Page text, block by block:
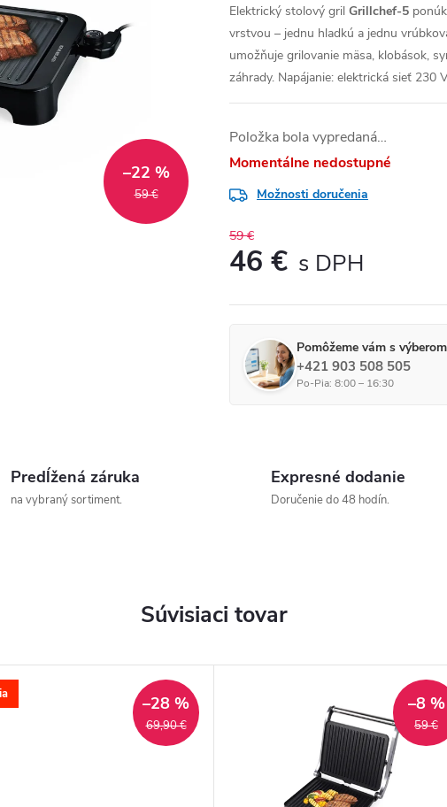
59 €
–22 %
Elektrický stolový gril Grillchef-5
vrstvou – jednu hladkú a jednu
umožňuje grilovanie mäsa, klobások,
záhrady. Napájanie: elektrická sieť 230
Položka bola vypredaná…
Momentálne nedostupné
Možnosti doručenia
59 €
46 €
Pomôžeme vám s
+421 903 508 505
Po-Pia: 8:00 – 16:30
Predĺžená záruka
na vybraný sortiment.
Expresné dodanie
Doručenie do 48 hodín.
Súvisiaci tovar
69,90 €
–28 %
59 €
–8 %